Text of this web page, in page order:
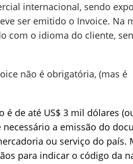
internacional, sendo
ser emitido o Invoice. Na
com o idioma do cliente,
não é obrigatória, (mas é
é de até US$ 3 mil dólares
a emissão do
ou serviço do país.
para indicar o código da